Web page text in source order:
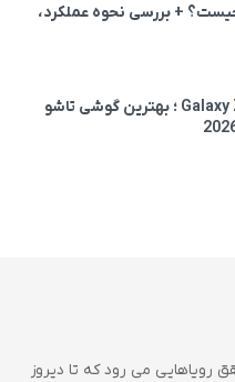
+ بررسی نحوه عملکرد،
بررسی Galaxy Z Fold8 Ultra ؛ بهترین گوشی تاشو
رویاهایی می رود که تا دیروز